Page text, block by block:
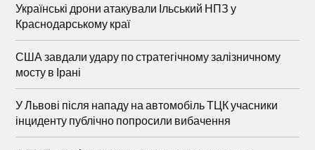
Українські дрони атакували Ільський НПЗ у
Краснодарському краї
США завдали удару по стратегічному залізничному
мосту в Ірані
У Львові після нападу на автомобіль ТЦК учасники
інциденту публічно попросили вибачення